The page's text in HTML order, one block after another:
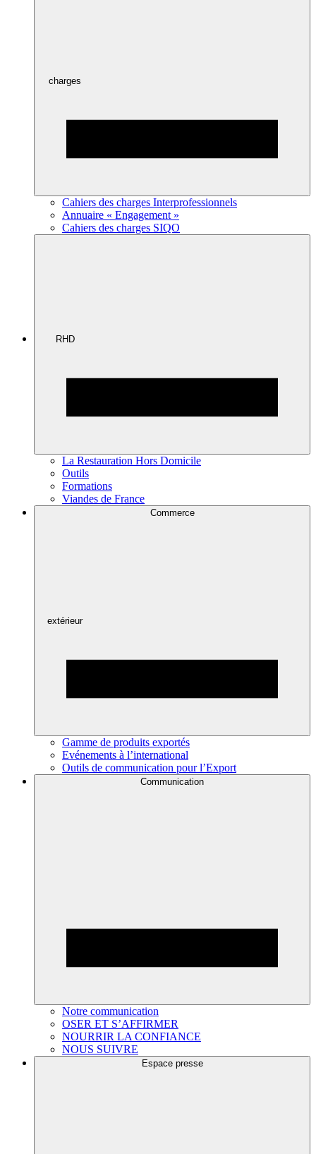
charges
Cahiers des charges Interprofessionnels
Annuaire « Engagement »
Cahiers des charges SIQO
RHD
La Restauration Hors Domicile
Outils
Formations
Viandes de France
Commerce
extérieur
Gamme de produits exportés
Evénements à l’international
Outils de communication pour l’Export
Communication
Notre communication
OSER ET S’AFFIRMER
NOURRIR LA CONFIANCE
NOUS SUIVRE
Espace presse